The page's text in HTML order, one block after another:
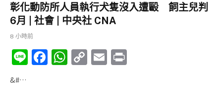
彰化動防所人員執行犬隻沒入遭毆 飼主兒判
6月 | 社會 | 中央社 CNA
8 小時前
Li
n
F
a
W
h
C
o
E
m
&#…